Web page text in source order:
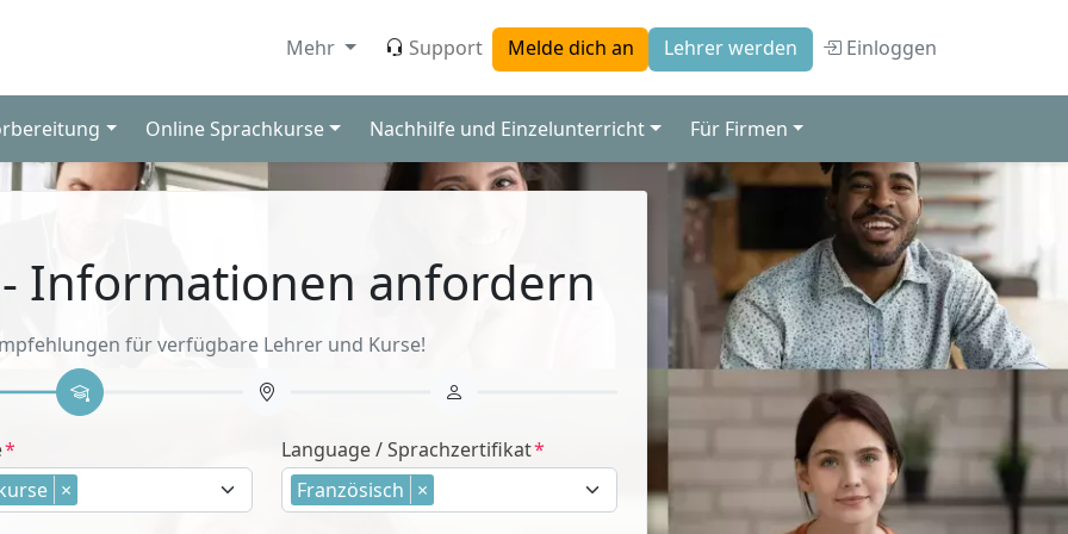
Mehr Support Melde dich an Lehrer werden Einloggen
Online Sprachkurse Nachhilfe und Einzelunterricht Für Firmen
Informationen anfordern
für verfügbare Lehrer und Kurse!
×
Language / Sprachzertifikat
Französisch ×